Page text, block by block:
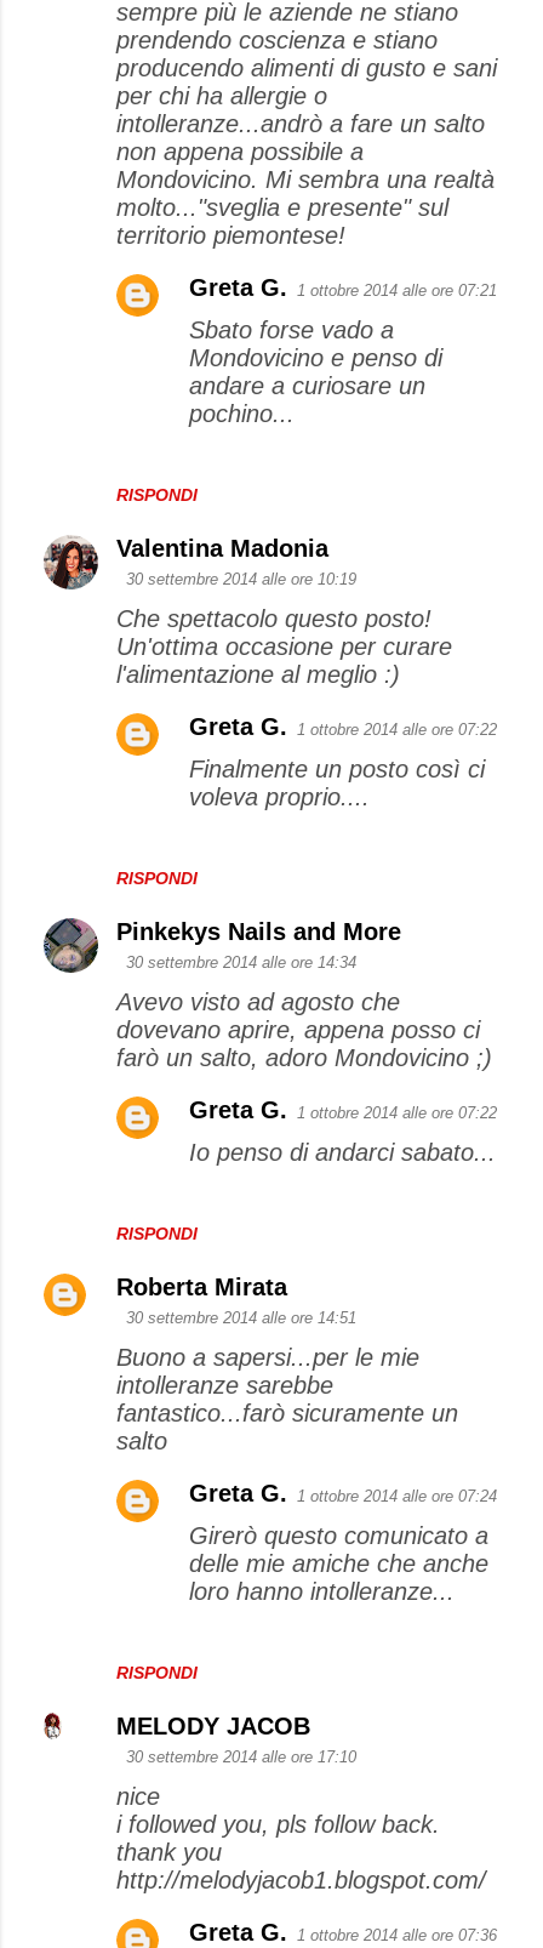
sempre più le aziende ne stiano
prendendo coscienza e stiano
producendo alimenti di gusto e sani
per chi ha allergie o
intolleranze...andrò a fare un salto
non appena possibile a
Mondovicino. Mi sembra una realtà
molto..."sveglia e presente" sul
territorio piemontese!
RISPONDI
Greta G. 1 ottobre 2014 alle ore 07:21
Sbato forse vado a
Mondovicino e penso di
andare a curiosare un
pochino...
Valentina Madonia
30 settembre 2014 alle ore 10:19
Che spettacolo questo posto!
Un'ottima occasione per curare
l'alimentazione al meglio :)
RISPONDI
Greta G. 1 ottobre 2014 alle ore 07:22
Finalmente un posto così ci
voleva proprio....
Pinkekys Nails and More
30 settembre 2014 alle ore 14:34
Avevo visto ad agosto che
dovevano aprire, appena posso ci
farò un salto, adoro Mondovicino ;)
RISPONDI
Greta G. 1 ottobre 2014 alle ore 07:22
Io penso di andarci sabato...
Roberta Mirata
30 settembre 2014 alle ore 14:51
Buono a sapersi...per le mie
intolleranze sarebbe
fantastico...farò sicuramente un
salto
RISPONDI
Greta G. 1 ottobre 2014 alle ore 07:24
Girerò questo comunicato a
delle mie amiche che anche
loro hanno intolleranze...
MELODY JACOB
30 settembre 2014 alle ore 17:10
nice
i followed you, pls follow back.
thank you
http://melodyjacob1.blogspot.com/
Greta G. 1 ottobre 2014 alle ore 07:36